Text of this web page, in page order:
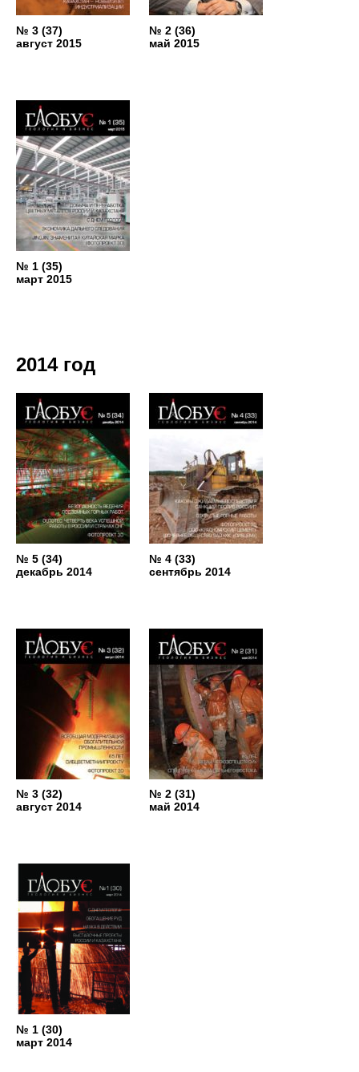
№ 3 (37)
август 2015
№ 2 (36)
май 2015
№ 1 (35)
март 2015
2014 год
№ 5 (34)
декабрь 2014
№ 4 (33)
сентябрь 2014
№ 3 (32)
август 2014
№ 2 (31)
май 2014
№ 1 (30)
март 2014